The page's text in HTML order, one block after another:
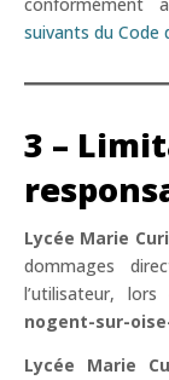
suivants du Code
3 –
Lycée Marie
dommages
l’utilisateur,
nogent-sur-
Lycée Marie